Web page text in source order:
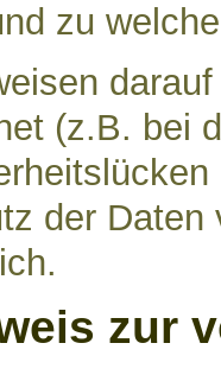
zu
(z.B. bei
der Daten
zur